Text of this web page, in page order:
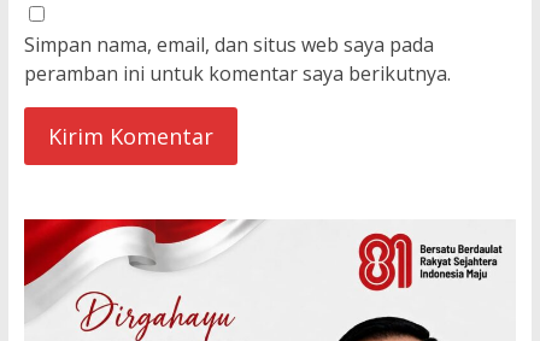
Simpan nama, email, dan situs web saya pada
peramban ini untuk komentar saya berikutnya.